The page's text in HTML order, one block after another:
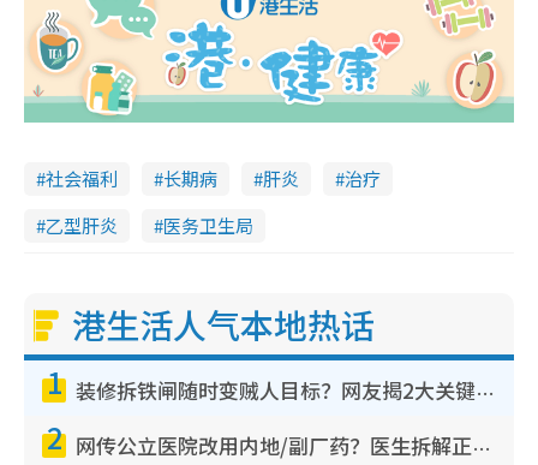
社会福利 长期病 肝炎
治疗
乙型肝炎
医务卫生局
港生活人气本地热话
1 装修拆铁闸随时变贼人目标？网友揭2大关键用途：装新款等于白装？附新旧铁闸分别
2 网传公立医院改用内地/副厂药？医生拆解正副厂分别，揭4类人换药随时出事